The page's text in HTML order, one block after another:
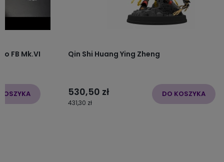
FB Mk.VI Qin Shi Huang Ying Zheng
530,50 zł
431,30 zł
DO KOSZYKA